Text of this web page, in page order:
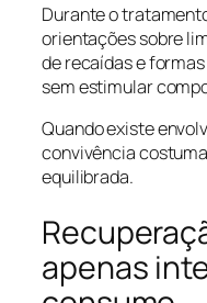
Durante o
orientações sobre
de recaídas e
sem estimular
Quando existe
convivência
equilibrada.
apenas